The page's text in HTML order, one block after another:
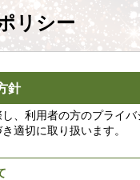
リシー
針
、利用者の方のプライ
適切に取り扱います。